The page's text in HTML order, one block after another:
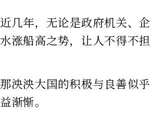
近几年，无论是政府机关、
水涨船高之势，让人不得不
那泱泱大国的积极与良善似
益渐惭。